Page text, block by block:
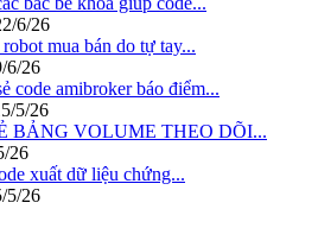
6/26
mua bán do tự tay...
6/26
code amibroker báo điểm...
5/26
BẢNG VOLUME THEO DÕI...
26
xuất dữ liệu chứng...
5/26